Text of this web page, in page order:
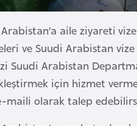
aile ziyareti
ve Suudi Arabistan vize
Suudi Arabistan
için hizmet
maili olarak talep